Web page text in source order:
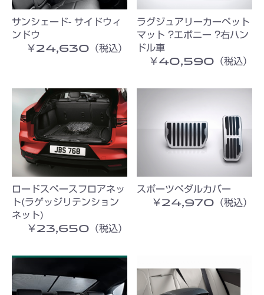
サンシェード- サイドウィ
ンドウ
￥24,630（税込）
ラグジュアリーカーペット
マット ?エボニー ?右ハン
ドル車
￥40,590（税込）
ロードスペースフロアネッ
ト(ラゲッジリテンション
ネット)
￥23,650（税込）
スポーツペダルカバー
￥24,970（税込）
お買い物を続ける